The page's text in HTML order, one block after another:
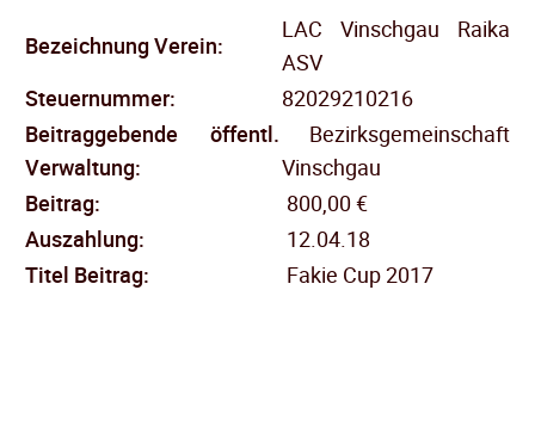
Bezeichnung Verein:
LAC Vinschgau Raika
ASV
Steuernummer:
82029210216
Beitraggebende öffentl.
Verwaltung:
Bezirksgemeinschaft
Vinschgau
Beitrag:
800,00 €
Auszahlung:
12.04.18
Titel Beitrag:
Fakie Cup 2017